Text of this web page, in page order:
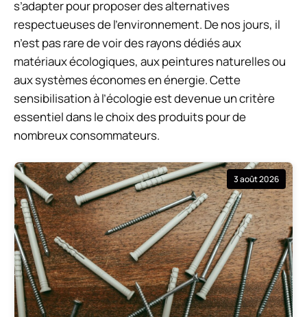
s’adapter pour proposer des alternatives
respectueuses de l’environnement. De nos jours, il
n’est pas rare de voir des rayons dédiés aux
matériaux écologiques, aux peintures naturelles ou
aux systèmes économes en énergie. Cette
sensibilisation à l’écologie est devenue un critère
essentiel dans le choix des produits pour de
nombreux consommateurs.
3 août 2026